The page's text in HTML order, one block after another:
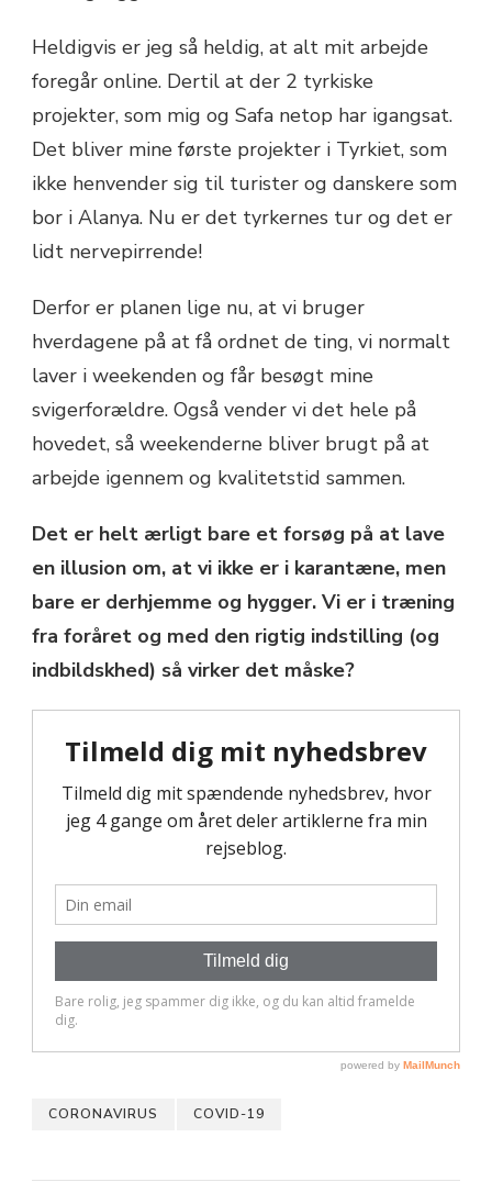
Heldigvis er jeg så heldig, at alt mit arbejde
foregår online. Dertil at der 2 tyrkiske
projekter, som mig og Safa netop har igangsat.
Det bliver mine første projekter i Tyrkiet, som
ikke henvender sig til turister og danskere som
bor i Alanya. Nu er det tyrkernes tur og det er
lidt nervepirrende!
Derfor er planen lige nu, at vi bruger
hverdagene på at få ordnet de ting, vi normalt
laver i weekenden og får besøgt mine
svigerforældre. Også vender vi det hele på
hovedet, så weekenderne bliver brugt på at
arbejde igennem og kvalitetstid sammen.
Det er helt ærligt bare et forsøg på at lave
en illusion om, at vi ikke er i karantæne, men
bare er derhjemme og hygger. Vi er i træning
fra foråret og med den rigtig indstilling (og
indbildskhed) så virker det måske?
CORONAVIRUS COVID-19